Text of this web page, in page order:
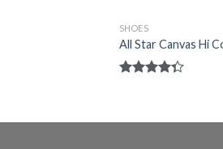
SHOES
All Star Canvas Hi